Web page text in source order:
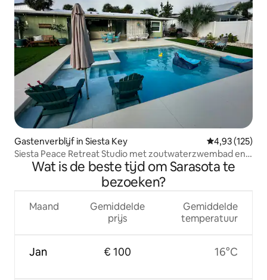
Gastenverblijf in Siesta Key Gemiddelde
4,93 (125)
Siesta Peace Retreat Studio met zoutwaterzwembad en
Wat is de beste tijd om Sarasota te
bezoeken?
Maand
Jan
Gemiddelde
prijs
€ 100
Gemiddelde
temperatuur
16°C